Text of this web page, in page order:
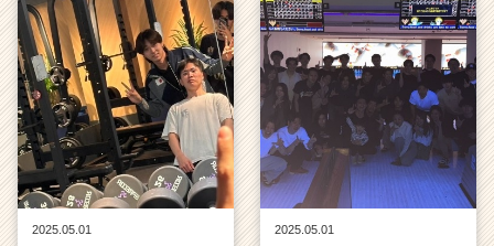
2025.05.01
2025.05.01